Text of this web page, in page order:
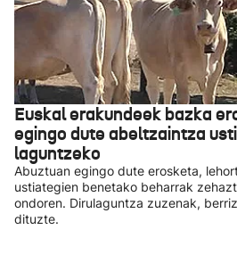
Euskal erakundeek bazka
egingo dute abeltzaintza
laguntzeko
Abuztuan egingo dute erosketa,
ustiategien benetako beharrak
ondoren. Dirulaguntza zuzenak,
dituzte.